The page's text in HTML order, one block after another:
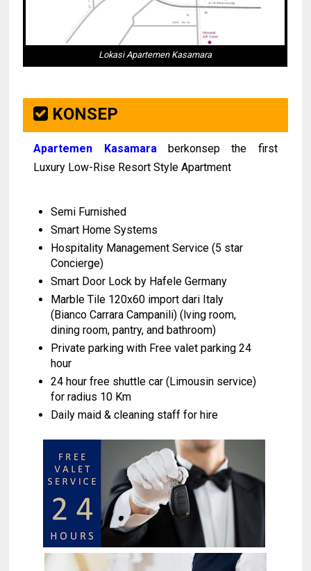
Lokasi Apartemen Kasamara
KONSEP
Apartemen Kasamara berkonsep the first
Luxury Low-Rise Resort Style Apartment
Semi Furnished
Smart Home Systems
Hospitality Management Service (5 star
Concierge)
Smart Door Lock by Hafele Germany
Marble Tile 120x60 import dari Italy
(Bianco Carrara Campanili) (lving room,
dining room, pantry, and bathroom)
Private parking with Free valet parking 24
hour
24 hour free shuttle car (Limousin service)
for radius 10 Km
Daily maid & cleaning staff for hire